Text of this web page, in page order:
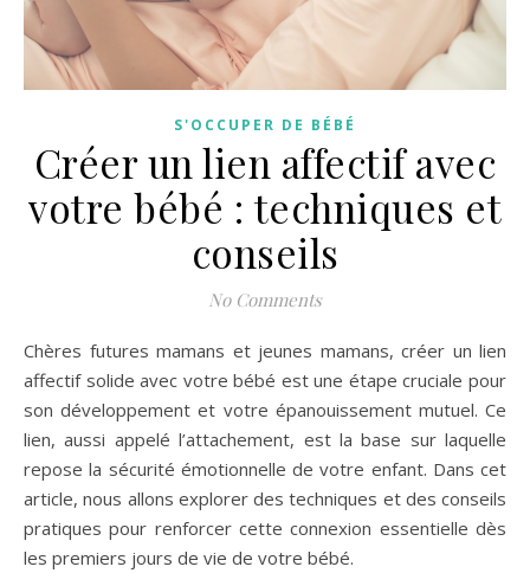
S'OCCUPER DE BÉBÉ
Créer un lien affectif avec
votre bébé : techniques et
conseils
No Comments
Chères futures mamans et jeunes mamans, créer un lien
affectif solide avec votre bébé est une étape cruciale pour
son développement et votre épanouissement mutuel. Ce
lien, aussi appelé l’attachement, est la base sur laquelle
repose la sécurité émotionnelle de votre enfant. Dans cet
article, nous allons explorer des techniques et des conseils
pratiques pour renforcer cette connexion essentielle dès
les premiers jours de vie de votre bébé.